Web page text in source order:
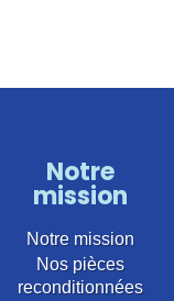
Notre
mission
Notre mission
Nos pièces
reconditionnées